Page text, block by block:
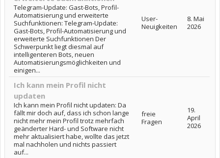
Telegram-Update: Gast-Bots, Profil-
Automatisierung und erweiterte
Suchfunktionen: Telegram-Update:
Gast-Bots, Profil-Automatisierung und
erweiterte Suchfunktionen Der
Schwerpunkt liegt diesmal auf
intelligenteren Bots, neuen
Automatisierungsmöglichkeiten und
einigen...
User-
Neuigkeiten
8. Mai
2026
Ich kann mein Profil nicht
updaten
Ich kann mein Profil nicht updaten: Da
fällt mir doch auf, dass ich schon lange
nicht mehr mein Profil trotz mehrfach
geänderter Hard- und Software nicht
mehr aktualisiert habe, wollte das jetzt
mal nachholen und nichts passiert
auf...
freie
Fragen
19.
April
2026